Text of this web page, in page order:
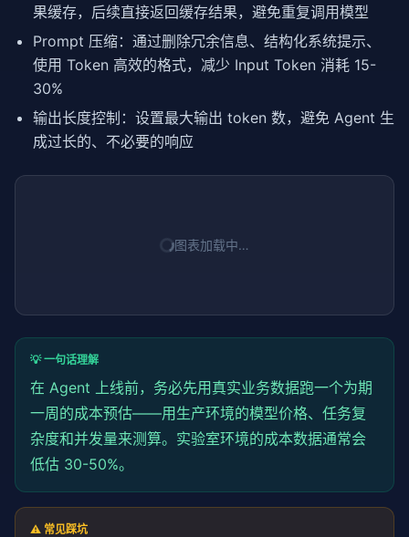
果缓存，后续直接返回缓存结果，避免重复调用模型
Prompt 压缩：通过删除冗余信息、结构化系统提示、
使用 Token 高效的格式，减少 Input Token 消耗 15-
30%
输出长度控制：设置最大输出 token 数，避免 Agent 生
成过长的、不必要的响应
图表加载中…
💡 一句话理解
在 Agent 上线前，务必先用真实业务数据跑一个为期
一周的成本预估——用生产环境的模型价格、任务复
杂度和并发量来测算。实验室环境的成本数据通常会
低估 30-50%。
⚠️ 常见踩坑